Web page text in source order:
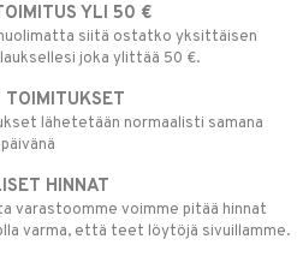
YLI 50 €
siitä ostatko yksittäisen
joka ylittää 50 €.
TOIMITUKSET
lähetetään normaalisti samana
päivänä
HINNAT
varastoomme voimme pitää hinnat
varma, että teet löytöjä sivuillamme.